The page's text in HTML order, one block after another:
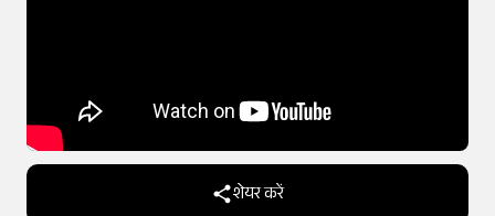
शेयर करें